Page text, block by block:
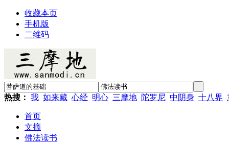
收藏本页
手机版
二维码
热搜： 我 如来藏 心经 明心 三摩地 陀罗尼 中阴身 十八界
首页
文摘
佛法读书